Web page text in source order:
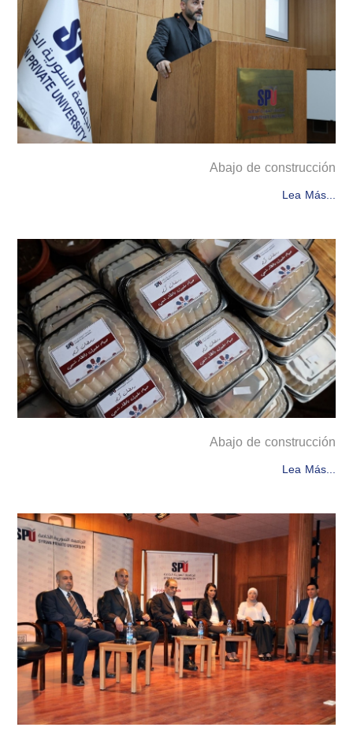
Abajo de construcción
Lea Más...
Abajo de construcción
Lea Más...